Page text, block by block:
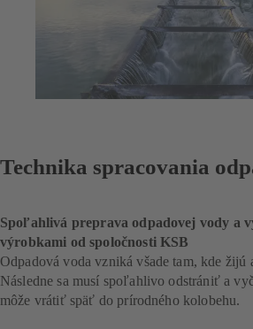
Technika spracovania
Spoľahlivá preprava odpadovej vody a
výrobkami od spoločnosti KSB
Odpadová voda vzniká všade tam, kde
Následne sa musí spoľahlivo odstrániť a
môže vrátiť späť do prírodného kolobehu.